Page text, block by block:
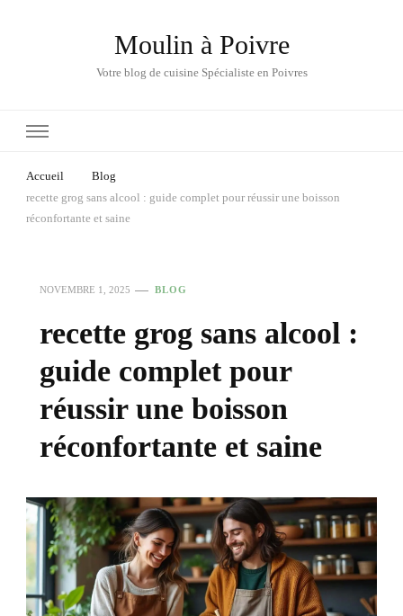
Moulin à Poivre
Votre blog de cuisine Spécialiste en Poivres
Accueil
Blog
recette grog sans alcool : guide complet pour réussir une boisson
réconfortante et saine
NOVEMBRE 1, 2025 BLOG
recette grog sans alcool :
guide complet pour
réussir une boisson
réconfortante et saine